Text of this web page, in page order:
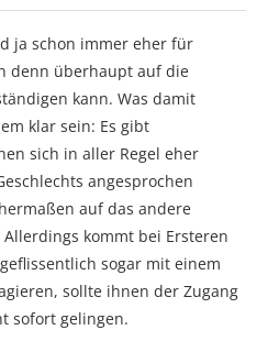
ja schon immer eher für
denn überhaupt auf die
kann. Was damit
klar sein: Es gibt
sich in aller Regel eher
angesprochen
auf das andere
kommt bei Ersteren
sogar mit einem
sollte ihnen der Zugang
sofort gelingen.